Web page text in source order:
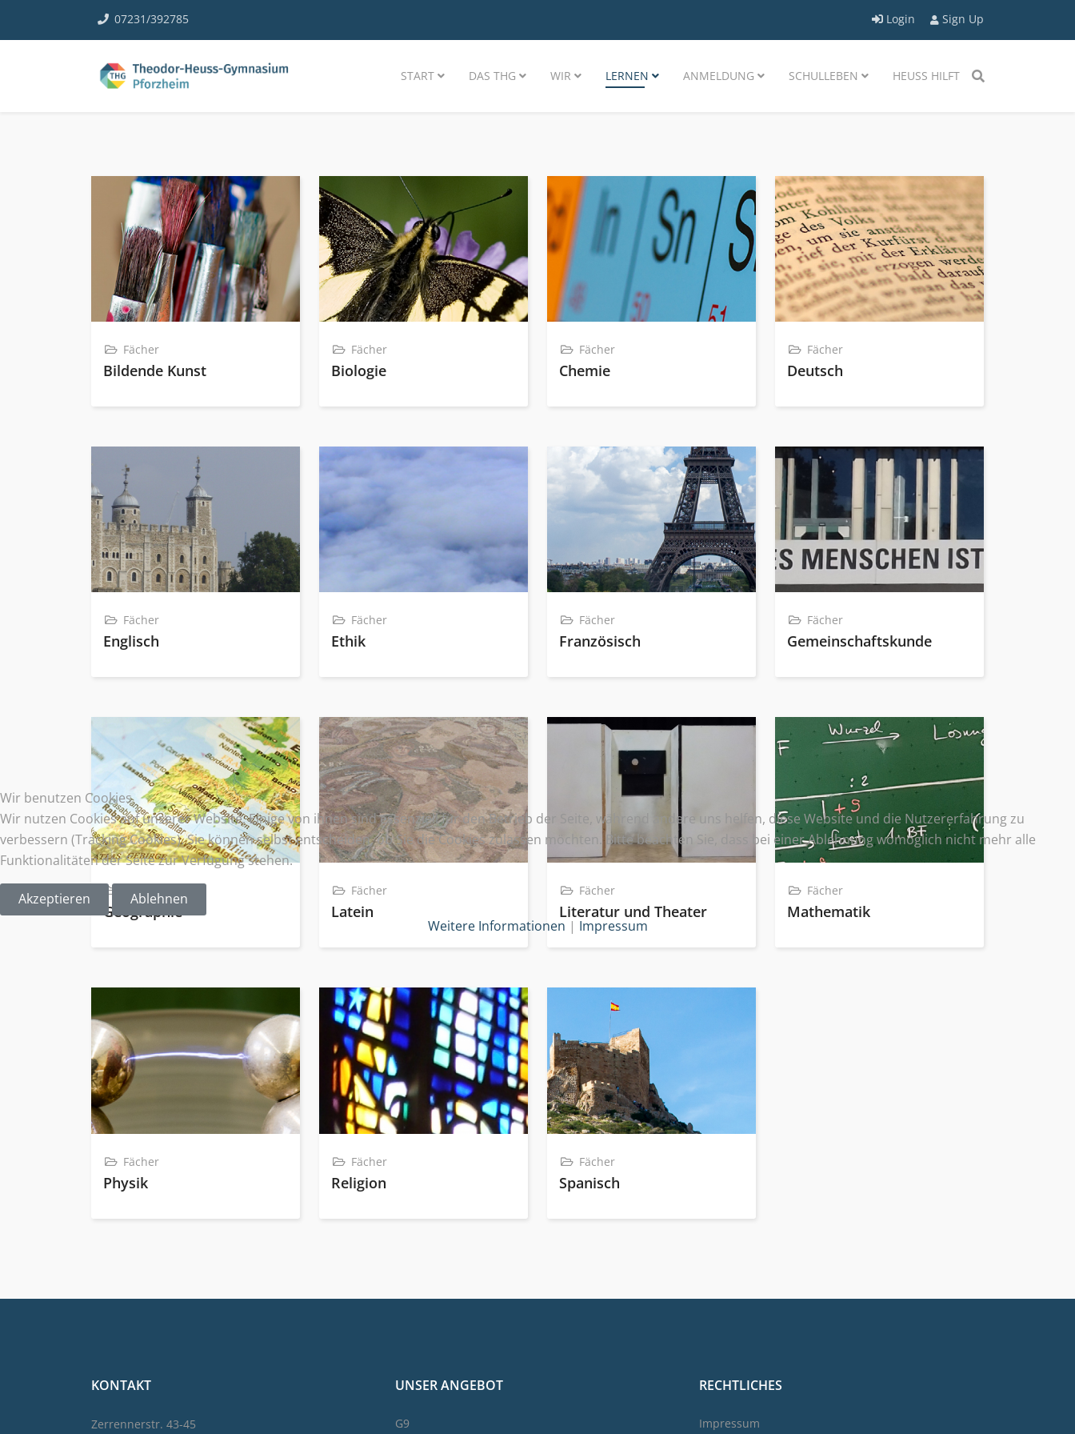
07231/392785 Login Sign Up
START DAS THG WIR LERNEN ANMELDUNG SCHULLEBEN HEUSS HILFT
Fächer
Bildende Kunst
Fächer
Biologie
Fächer
Chemie
Fächer
Deutsch
Fächer
Englisch
Fächer
Ethik
Fächer
Französisch
Fächer
Gemeinschaftskunde
Fächer
Geographie
Fächer
Latein
Fächer
Literatur und Theater
Fächer
Mathematik
Fächer
Physik
Fächer
Religion
Fächer
Spanisch
KONTAKT
Zerrennerstr. 43-45
UNSER ANGEBOT
G9
RECHTLICHES
Impressum
Wir benutzen Cookies
Wir nutzen Cookies auf unserer Website. Einige von ihnen sind essenziell für den Betrieb der Seite, während andere uns helfen, diese Website und die Nutzererfahrung zu
verbessern (Tracking Cookies). Sie können selbst entscheiden, ob Sie die Cookies zulassen möchten. Bitte beachten Sie, dass bei einer Ablehnung womöglich nicht mehr alle
Funktionalitäten der Seite zur Verfügung stehen.
Akzeptieren
Ablehnen
Weitere Informationen | Impressum